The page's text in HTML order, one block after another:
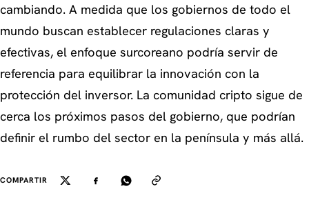
cambiando. A medida que los gobiernos de todo el
mundo buscan establecer regulaciones claras y
efectivas, el enfoque surcoreano podría servir de
referencia para equilibrar la innovación con la
protección del inversor. La comunidad cripto sigue de
cerca los próximos pasos del gobierno, que podrían
definir el rumbo del sector en la península y más allá.
COMPARTIR